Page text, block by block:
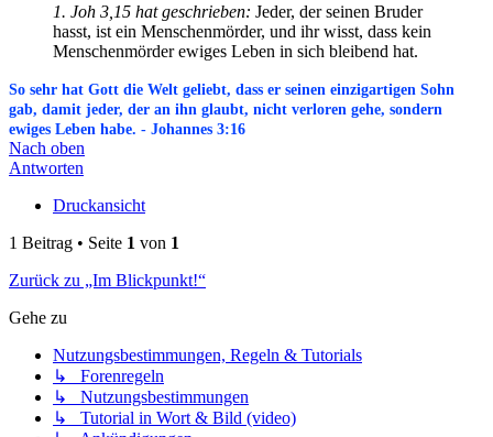
1. Joh 3,15 hat geschrieben: Jeder, der seinen Bruder
hasst, ist ein Menschenmörder, und ihr wisst, dass kein
Menschenmörder ewiges Leben in sich bleibend hat.
So sehr hat Gott die Welt geliebt, dass er seinen einzigartigen Sohn
gab, damit jeder, der an ihn glaubt, nicht verloren gehe, sondern
ewiges Leben habe. - Johannes 3:16
Nach oben
Antworten
Druckansicht
1 Beitrag • Seite 1 von 1
Zurück zu „Im Blickpunkt!“
Gehe zu
Nutzungsbestimmungen, Regeln & Tutorials
↳ Forenregeln
↳ Nutzungsbestimmungen
↳ Tutorial in Wort & Bild (video)